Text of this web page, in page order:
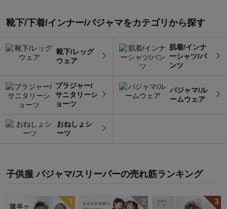
靴下/下着/インナー/パジャマをカテゴリから探す
靴下/レッグ
ウェア
肌着/インナ
ーシャツ/パ
ンツ
ブラジャー/
サニタリーシ
ョーツ
パジャマ/ル
ームウェア
おねしょシ
ーツ
子供服 パジャマ/スリーパーの売れ筋ランキング